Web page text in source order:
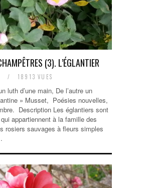
(3). L’ÉGLANTIER
/ 18913 VUES
luth d’une main, De l’autre un
» Musset, Poésies nouvelles,
Description Les églantiers sont
appartiennent à la famille des
rosiers sauvages à fleurs simples